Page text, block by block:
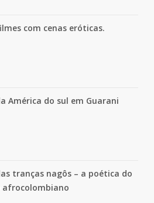
com cenas eróticas.
América do sul em Guarani
tranças nagôs – a poética do
afrocolombiano